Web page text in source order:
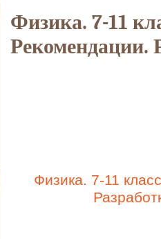
Физика. 7-11
Рекомендации.
Физика. 7-11